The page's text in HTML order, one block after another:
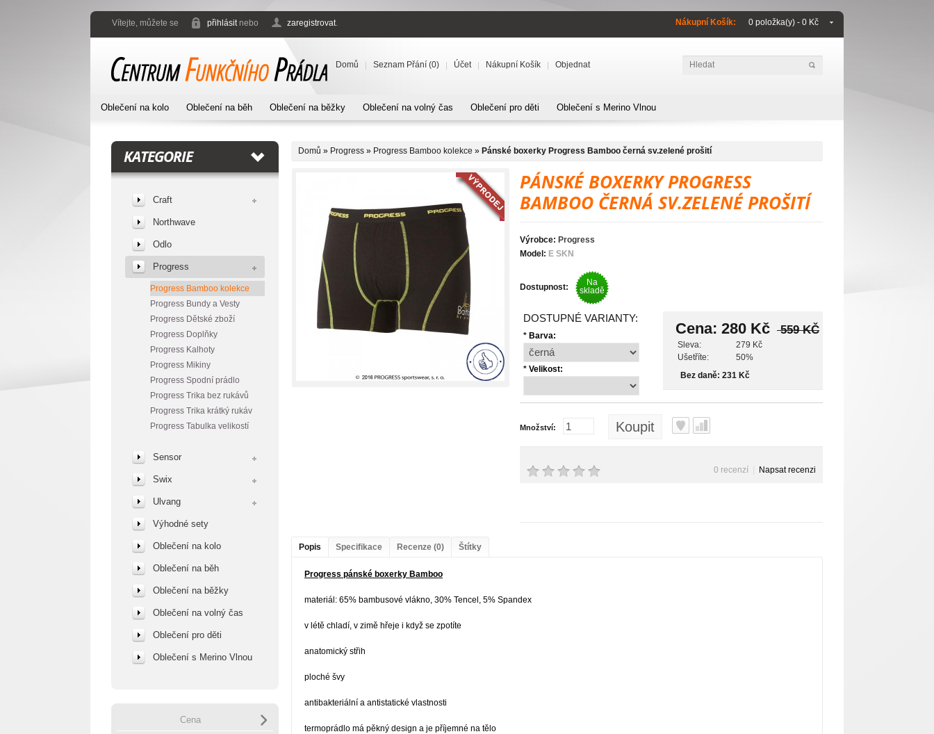
Nákupní Košík: 0 položka(y) - 0 Kč
Vítejte, můžete se přihlásitnebo zaregistrovat.
Domů Seznam Přání (0) Účet Nákupní Košík Objednat
Oblečení na kolo Oblečení na běh Oblečení na běžky Oblečení na volný čas Oblečení pro děti Oblečení s Merino Vlnou
KATEGORIE
Craft
Northwave
Odlo
Progress
Progress Bamboo kolekce
Progress Bundy a Vesty
Progress Dětské zboží
Progress Doplňky
Progress Kalhoty
Progress Mikiny
Progress Spodní prádlo
Progress Trika bez rukávů
Progress Trika krátký rukáv
Progress Tabulka velikostí
Sensor
Swix
Ulvang
Výhodné sety
Oblečení na kolo
Oblečení na běh
Oblečení na běžky
Oblečení na volný čas
Oblečení pro děti
Oblečení s Merino Vlnou
Cena
Domů » Progress » Progress Bamboo kolekce » Pánské boxerky Progress Bamboo černá sv.zelené prošití
PÁNSKÉ BOXERKY PROGRESS
BAMBOO ČERNÁ SV.ZELENÉ PROŠITÍ
Výrobce: Progress
Model: E SKN
Dostupnost:
Na
skladě
Cena: 280 Kč 559 KČ
Sleva:
279 Kč
Ušetříte:
50%
Bez daně: 231 Kč
DOSTUPNÉ VARIANTY:
* Barva:
* Velikost:
Množství: Koupit
0 recenzí Napsat recenzi
Popis Specifikace Recenze (0) Štítky
Progress pánské boxerky Bamboo
materiál: 65% bambusové vlákno, 30% Tencel, 5% Spandex
v létě chladí, v zimě hřeje i když se zpotíte
anatomický střih
ploché švy
antibakteriální a antistatické vlastnosti
termoprádlo má pěkný design a je příjemné na tělo